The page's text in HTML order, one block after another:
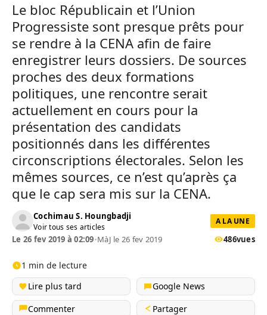
Le bloc Républicain et l’Union
Progressiste sont presque prêts pour
se rendre à la CENA afin de faire
enregistrer leurs dossiers. De sources
proches des deux formations
politiques, une rencontre serait
actuellement en cours pour la
présentation des candidats
positionnés dans les différentes
circonscriptions électorales. Selon les
mêmes sources, ce n’est qu’après ça
que le cap sera mis sur la CENA.
Cochimau S. Houngbadji
Voir tous ses articles
A LA UNE
Le 26 fev 2019 à 02:09•MàJ le 26 fev 2019 486vues
1 min de lecture
Lire plus tard
Google News
Commenter
Partager